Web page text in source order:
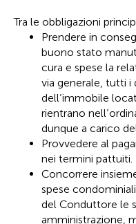
Tra le obbligazioni
Prendere in
buono stato
cura e spese la
via generale, tutti i
dell’immobile
rientrano
dunque a carico
Provvedere al
nei termini pattuiti.
Concorrere
spese
del Conduttore le
amministrazione,